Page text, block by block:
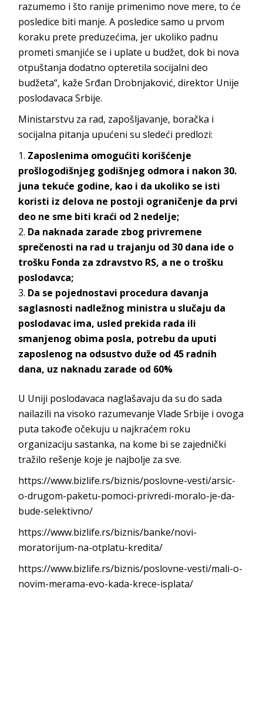
razumemo i što ranije primenimo nove mere, to će
posledice biti manje. A posledice samo u prvom
koraku prete preduzećima, jer ukoliko padnu
prometi smanjiće se i uplate u budžet, dok bi nova
otpuštanja dodatno opteretila socijalni deo
budžeta“, kaže Srđan Drobnjaković, direktor Unije
poslodavaca Srbije.
Ministarstvu za rad, zapošljavanje, boračka i
socijalna pitanja upućeni su sledeći predlozi:
Zaposlenima omogućiti korišćenje
prošlogodišnjeg godišnjeg odmora i nakon 30.
juna tekuće godine, kao i da ukoliko se isti
koristi iz delova ne postoji ograničenje da prvi
deo ne sme biti kraći od 2 nedelje;
Da naknada zarade zbog privremene
sprečenosti na rad u trajanju od 30 dana ide o
trošku Fonda za zdravstvo RS, a ne o trošku
poslodavca;
Da se pojednostavi procedura davanja
saglasnosti nadležnog ministra u slučaju da
poslodavac ima, usled prekida rada ili
smanjenog obima posla, potrebu da uputi
zaposlenog na odsustvo duže od 45 radnih
dana, uz naknadu zarade od 60%
U Uniji poslodavaca naglašavaju da su do sada
nailazili na visoko razumevanje Vlade Srbije i ovoga
puta takođe očekuju u najkraćem roku
organizaciju sastanka, na kome bi se zajednički
tražilo rešenje koje je najbolje za sve.
https://www.bizlife.rs/biznis/poslovne-vesti/arsic-
o-drugom-paketu-pomoci-privredi-moralo-je-da-
bude-selektivno/
https://www.bizlife.rs/biznis/banke/novi-
moratorijum-na-otplatu-kredita/
https://www.bizlife.rs/biznis/poslovne-vesti/mali-o-
novim-merama-evo-kada-krece-isplata/